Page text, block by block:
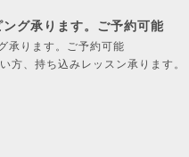
グ承ります。ご予約可能
ります。ご予約可能
ッスン承ります。（1時